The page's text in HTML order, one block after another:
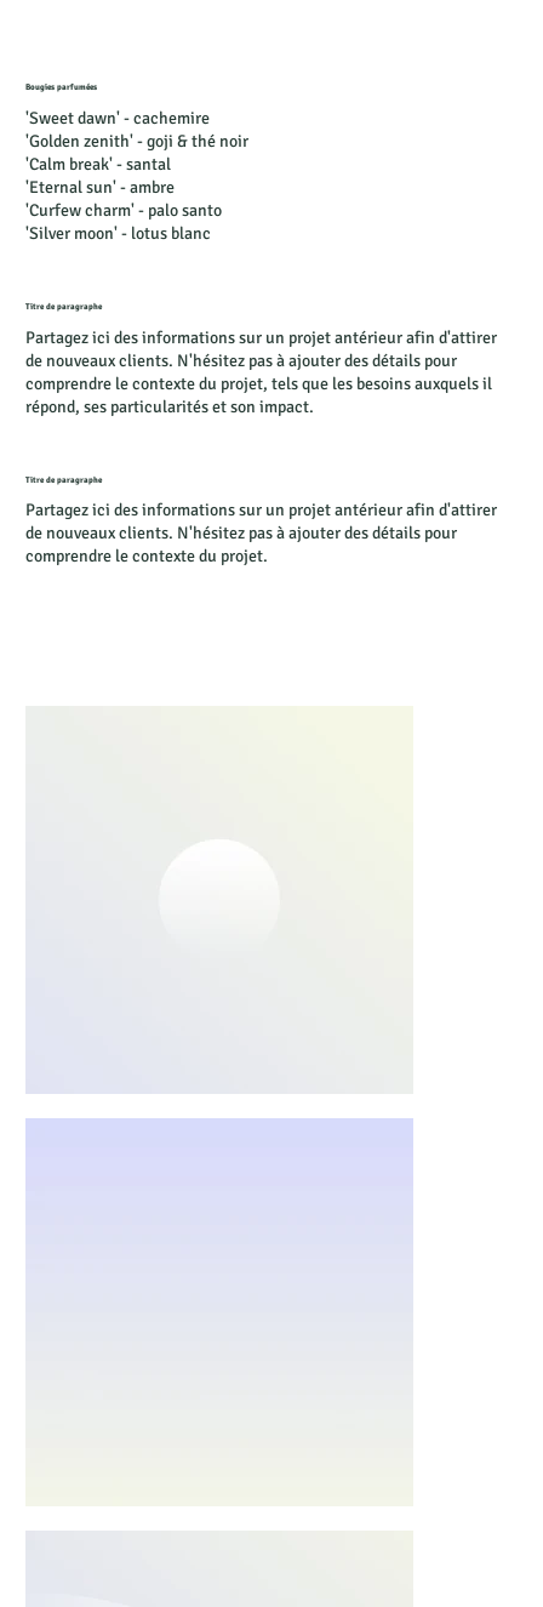
Bougies parfumées
'Sweet dawn' - cachemire
'Golden zenith' -goji & thé noir
'Calm break' - santal
'Eternal sun' - ambre
'Curfew charm' - palo santo
'Silver moon' - lotus blanc
Titre de paragraphe
Partagez ici des informations sur un projet antérieur afin d'attirer
de nouveaux clients. N'hésitez pas à ajouter des détails pour
comprendre le contexte du projet, tels que les besoins auxquels il
répond, ses particularités et son impact.
Titre de paragraphe
Partagez ici des informations sur un projet antérieur afin d'attirer
de nouveaux clients. N'hésitez pas à ajouter des détails pour
comprendre le contexte du projet.